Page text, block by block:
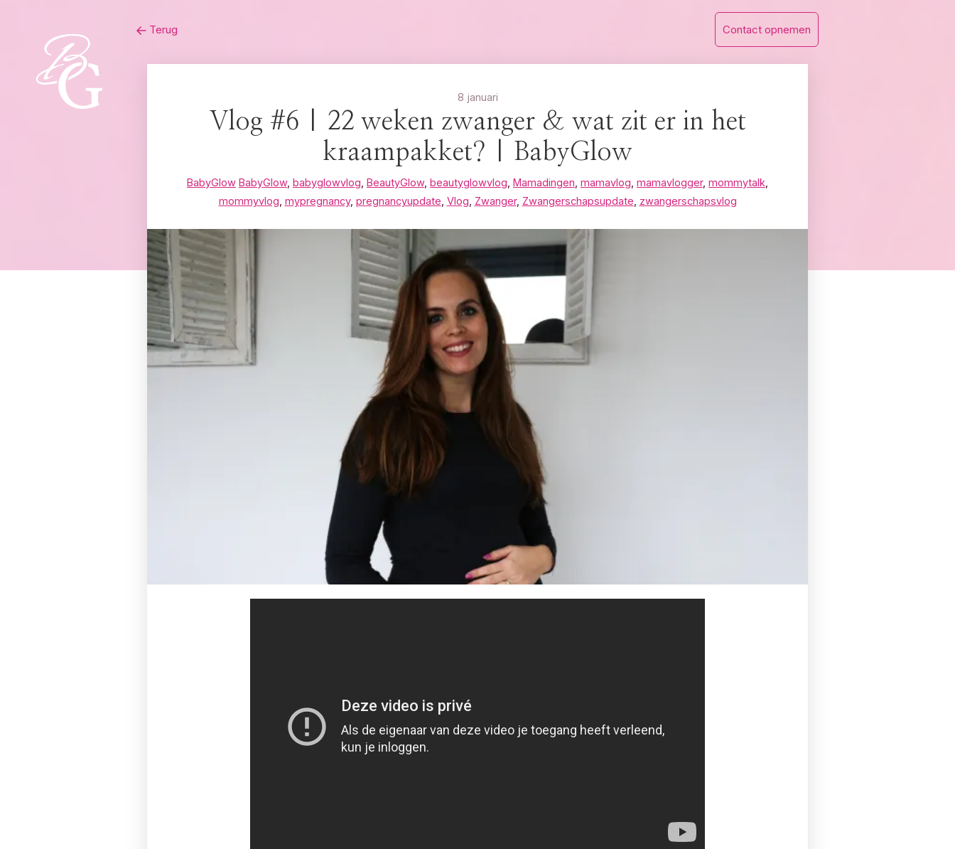
Terug Contact opnemen
8 januari
Vlog #6 | 22 weken zwanger & wat zit er in het
kraampakket? | BabyGlow
BabyGlow BabyGlow, babyglowvlog BeautyGlow, beautyglowvlog Mamadingen mamavlog mamavlogger, mommytalk
mommyvlog mypregnancy, pregnancyupdate Vlog Zwanger, Zwangerschapsupdate zwangerschapsvlog